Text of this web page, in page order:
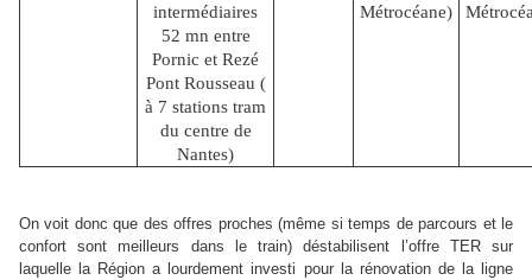
intermédiaires
52 mn entre
Pornic et Rezé
Pont Rousseau (
à 7 stations tram
du centre de
Nantes)
Métrocéane)
On voit donc que des offres proches (même si temps de parcours et le
confort sont meilleurs dans le train) déstabilisent l’offre TER sur
laquelle la Région a lourdement investi pour la rénovation de la ligne